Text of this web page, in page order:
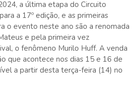
a última etapa do Circuito
a 17º edição, e as primeiras
o evento neste ano são a renomada
e pela primeira vez
o fenômeno Murilo Huff. A venda
que acontece nos dias 15 e 16 de
a partir desta terça-feira (14) no